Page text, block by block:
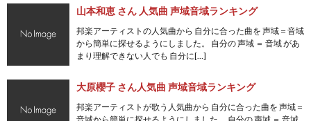
山本和恵 さん 人気曲 声域音域ランキング
邦楽アーティストの人気曲から 自分に合った曲を 声域＝音域
から簡単に探せるようにしました。 自分の 声域 ＝ 音域 があ
まり理解できない人でも 自分に[…]
大原櫻子 さん人気曲 声域音域ランキング
邦楽アーティストが歌う人気曲から 自分に合った曲を 声域＝